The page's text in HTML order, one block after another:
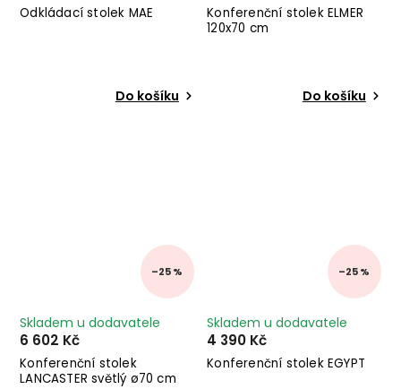
Odkládací stolek MAE
Do košíku
Konferenční stolek ELMER
120x70 cm
Do košíku
–25 %
Konferenční stolek
LANCASTER světlý ø70 cm
Skladem u dodavatele
6 602 Kč
–25 %
Konferenční stolek EGYPT
Skladem u dodavatele
4 390 Kč